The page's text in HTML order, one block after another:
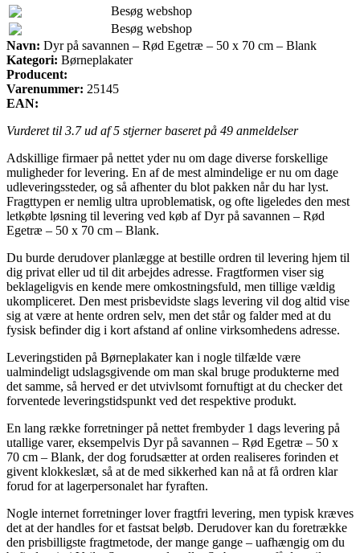
Besøg webshop
Besøg webshop
Navn: Dyr på savannen – Rød Egetræ – 50 x 70 cm – Blank
Kategori: Børneplakater
Producent:
Varenummer: 25145
EAN:
Vurderet til 3.7ud af 5 stjerner baseret på 49 anmeldelser
Adskillige firmaer på nettet yder nu om dage diverse forskellige
muligheder for levering. En af de mest almindelige er nu om dage
udleveringssteder, og så afhenter du blot pakken når du har lyst.
Fragttypen er nemlig ultra uproblematisk, og ofte ligeledes den mest
letkøbte løsning til levering ved køb af Dyr på savannen – Rød
Egetræ – 50 x 70 cm – Blank.
Du burde derudover planlægge at bestille ordren til levering hjem til
dig privat eller ud til dit arbejdes adresse. Fragtformen viser sig
beklageligvis en kende mere omkostningsfuld, men tillige vældig
ukompliceret. Den mest prisbevidste slags levering vil dog altid vise
sig at være at hente ordren selv, men det står og falder med at du
fysisk befinder dig i kort afstand af online virksomhedens adresse.
Leveringstiden på Børneplakater kan i nogle tilfælde være
ualmindeligt udslagsgivende om man skal bruge produkterne med
det samme, så herved er det utvivlsomt fornuftigt at du checker det
forventede leveringstidspunkt ved det respektive produkt.
En lang række forretninger på nettet frembyder 1 dags levering på
utallige varer, eksempelvis Dyr på savannen – Rød Egetræ – 50 x
70 cm – Blank, der dog forudsætter at orden realiseres forinden et
givent klokkeslæt, så at de med sikkerhed kan nå at få ordren klar
forud for at lagerpersonalet har fyraften.
Nogle internet forretninger lover fragtfri levering, men typisk kræves
det at der handles for et fastsat beløb. Derudover kan du foretrække
den prisbilligste fragtmetode, der mange gange – uafhængig om du